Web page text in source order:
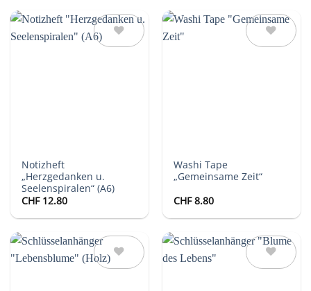
Notizheft
„Herzgedanken u.
Seelenspiralen“ (A6)
CHF12.80
Washi Tape
„Gemeinsame Zeit“
CHF8.80